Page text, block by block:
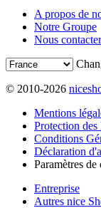
A propos de
Notre Groupe
Nous contacter
© 2010-2026
Mentions
Protection des
Conditions
Déclaration
Paramètres
Entreprise
Autres nice